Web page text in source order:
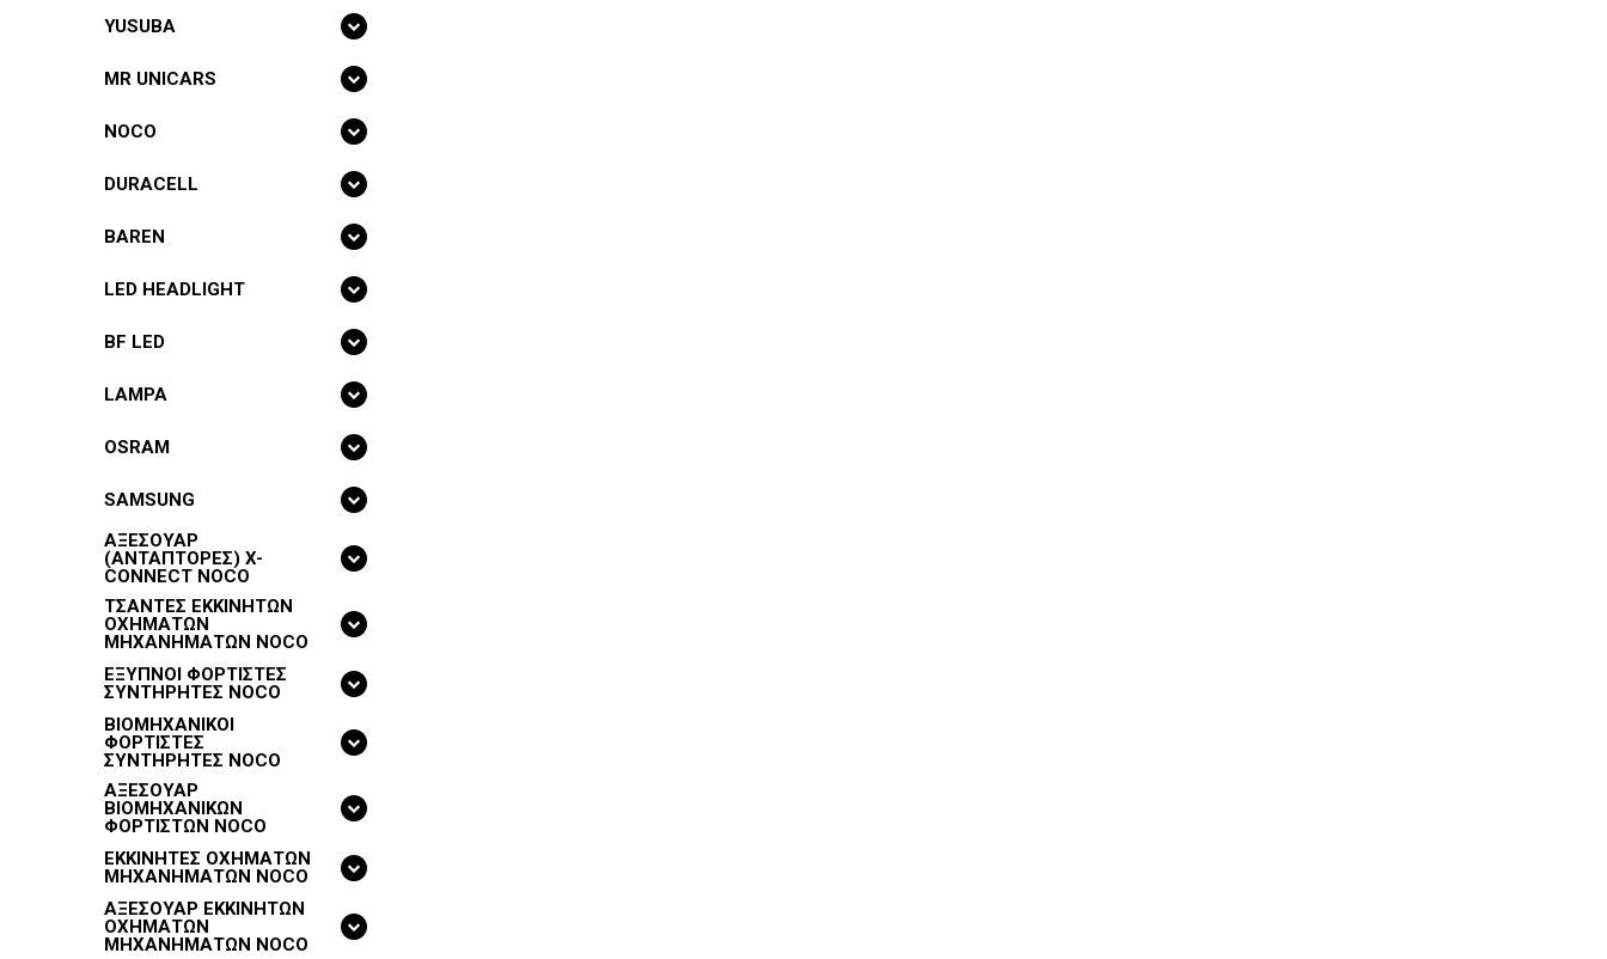
YUSUBA
MR UNICARS
NOCO
DURACELL
BAREN
LED HEADLIGHT
BF LED
LAMPA
OSRAM
SAMSUNG
ΑΞΕΣΟΥΑΡ
(ΑΝΤΑΠΤΟΡΕΣ) X-
CONNECT NOCO
ΤΣΑΝΤΕΣ ΕΚΚΙΝΗΤΩΝ
ΟΧΗΜΑΤΩΝ
ΜΗΧΑΝΗΜΑΤΩΝ NOCO
ΕΞΥΠΝΟΙ ΦΟΡΤΙΣΤΕΣ
ΣΥΝΤΗΡΗΤΕΣ NOCO
ΒΙΟΜΗΧΑΝΙΚΟΙ
ΦΟΡΤΙΣΤΕΣ
ΣΥΝΤΗΡΗΤΕΣ NOCO
ΑΞΕΣΟΥΑΡ
ΒΙΟΜΗΧΑΝΙΚΩΝ
ΦΟΡΤΙΣΤΩΝ NOCO
ΕΚΚΙΝΗΤΕΣ ΟΧΗΜΑΤΩΝ
ΜΗΧΑΝΗΜΑΤΩΝ NOCO
ΑΞΕΣΟΥΑΡ ΕΚΚΙΝΗΤΩΝ
ΟΧΗΜΑΤΩΝ
ΜΗΧΑΝΗΜΑΤΩΝ NOCO